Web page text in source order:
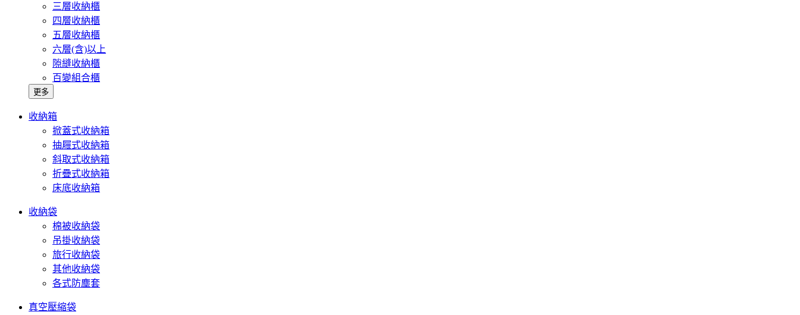
三層收納櫃
四層收納櫃
五層收納櫃
六層(含)以上
隙縫收納櫃
百變組合櫃
更多
收納箱
掀蓋式收納箱
抽屜式收納箱
斜取式收納箱
折疊式收納箱
床底收納箱
收納袋
棉被收納袋
吊掛收納袋
旅行收納袋
其他收納袋
各式防塵套
真空壓縮袋